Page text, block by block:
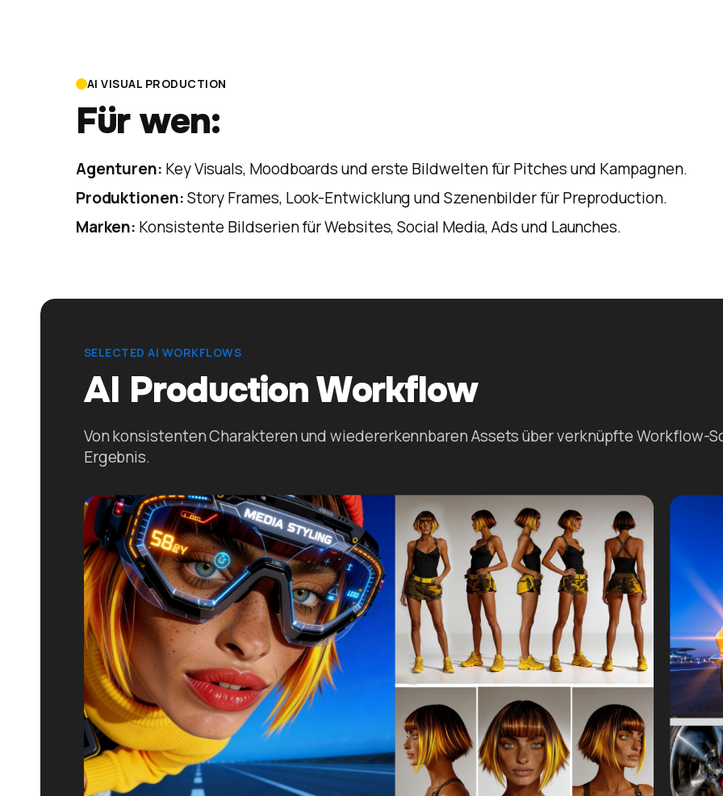
AI VISUAL PRODUCTION
Für wen:
Agenturen: Key Visuals, Moodboards und erste Bildwelten für Pitches und Kampagnen.
Produktionen:Story Frames, Look-Entwicklung und Szenenbilder für Preproduction.
Marken: Konsistente Bildserien für Websites, Social Media, Ads und Launches.
SELECTED AI WORKFLOWS
AI Production Workflow
Von konsistenten Charakteren und wiedererkennbaren Assets über verknüpfte Workflow-
Ergebnis.